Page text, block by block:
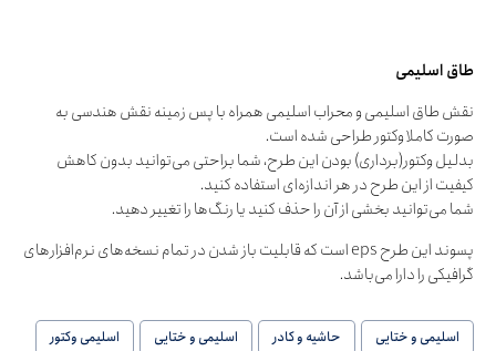
طاق اسلیمی
نقش طاق اسلیمی و محراب اسلیمی همراه با پس زمینه نقش هندسی به
صورت کاملا وکتور طراحی شده است.
بدلیل وکتور(برداری) بودن این طرح، شما براحتی می‌توانید بدون کاهش
کیفیت از این طرح در هر اندازه‌ای استفاده کنید.
شما می‌توانید بخشی از آن را حذف کنید یا رنگ‌ها را تغییر دهید.
پسوند این طرح eps است که قابلیت باز شدن در تمام نسخه‌های نرم‌افزارهای
گرافیکی را دارا می‌باشد.
اسلیمی و ختایی حاشیه و کادر اسلیمی و ختایی
اسلیمی وکتور